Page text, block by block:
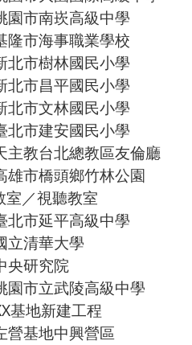
園市南崁高級中學
隆市海事職業學校
北市樹林國民小學
北市昌平國民小學
北市文林國民小學
北市建安國民小學
主教台北總教區友倫廳
雄市橋頭鄉竹林公園
室／視聽教室
北市延平高級中學
立清華大學
央研究院
園市立武陵高級中學
基地新建工程
營基地中興營區